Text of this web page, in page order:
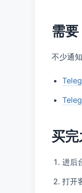
需
不少通
买完
进后
打开